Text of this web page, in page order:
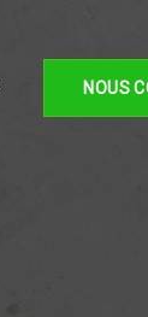
NOUS